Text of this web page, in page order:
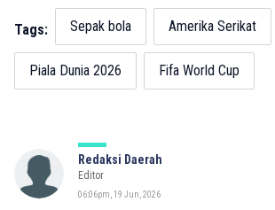
Tags: Sepak bola Amerika Serikat
Piala Dunia 2026 Fifa World Cup
Redaksi Daerah
Editor
06:06pm, 19 Jun, 2026